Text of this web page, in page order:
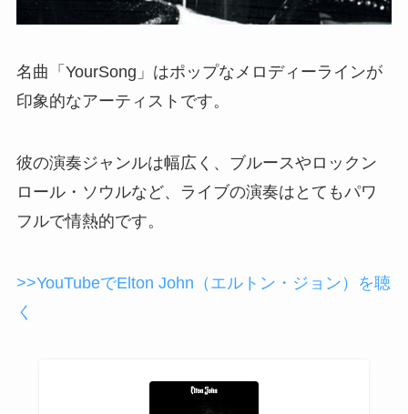
名曲「YourSong」はポップなメロディーラインが
印象的なアーティストです。
彼の演奏ジャンルは幅広く、ブルースやロックン
ロール・ソウルなど、ライブの演奏はとてもパワ
フルで情熱的です。
>>YouTubeでElton John（エルトン・ジョン）を聴
く